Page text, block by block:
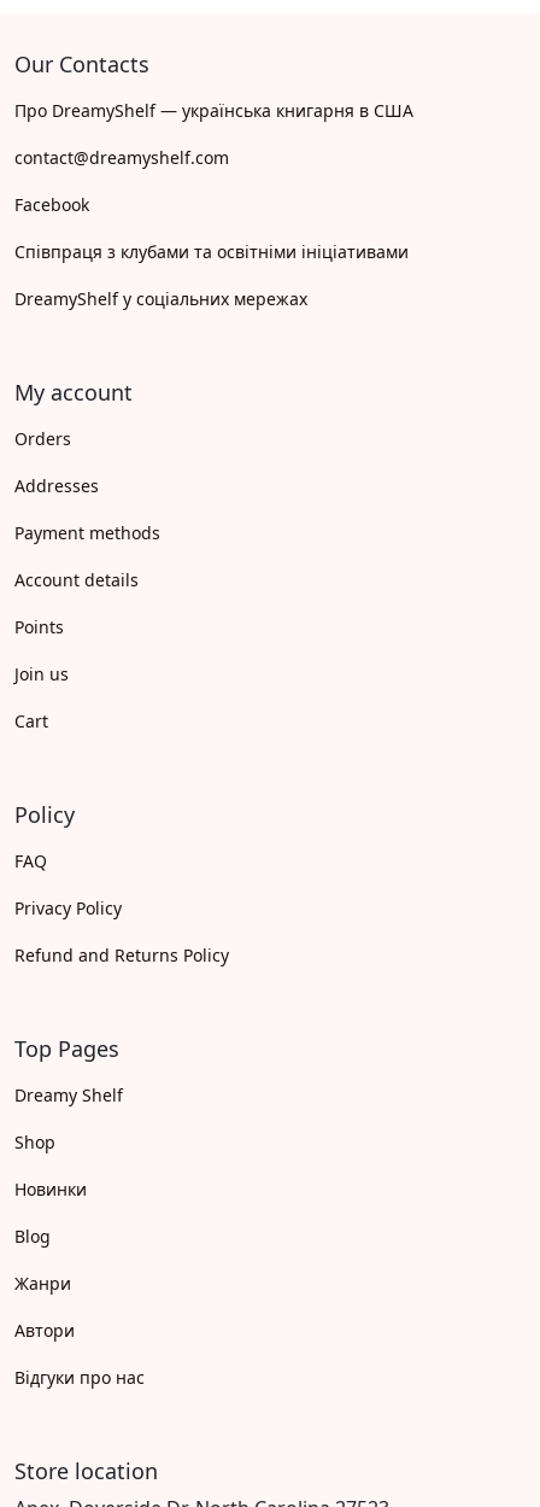
Our Contacts
Про DreamyShelf — українська книгарня в США
contact@dreamyshelf.com
Facebook
Співпраця з клубами та освітніми ініціативами
DreamyShelf у соціальних мережах
My account
Orders
Addresses
Payment methods
Account details
Points
Join us
Cart
Policy
FAQ
Privacy Policy
Refund and Returns Policy
Top Pages
Dreamy Shelf
Shop
Новинки
Blog
Жанри
Автори
Відгуки про нас
Store location